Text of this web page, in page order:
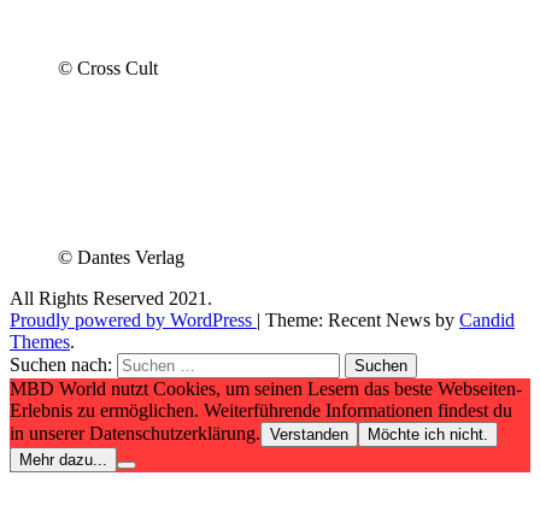
© Cross Cult
© Dantes Verlag
All Rights Reserved 2021.
Proudly powered by WordPress | Theme: Recent News by Candid
Themes.
Suchen nach:
MBD World nutzt Cookies, um seinen Lesern das beste Webseiten-
Erlebnis zu ermöglichen. Weiterführende Informationen findest du
in unserer Datenschutzerklärung. Verstanden
Möchte ich nicht.
Mehr dazu...